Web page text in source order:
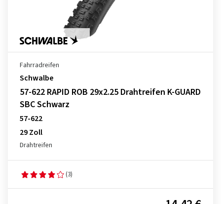
Fahrradreifen
Schwalbe
57-622 RAPID ROB 29x2.25 Drahtreifen K-GUARD
SBC Schwarz
57-622
29 Zoll
Drahtreifen
(3)